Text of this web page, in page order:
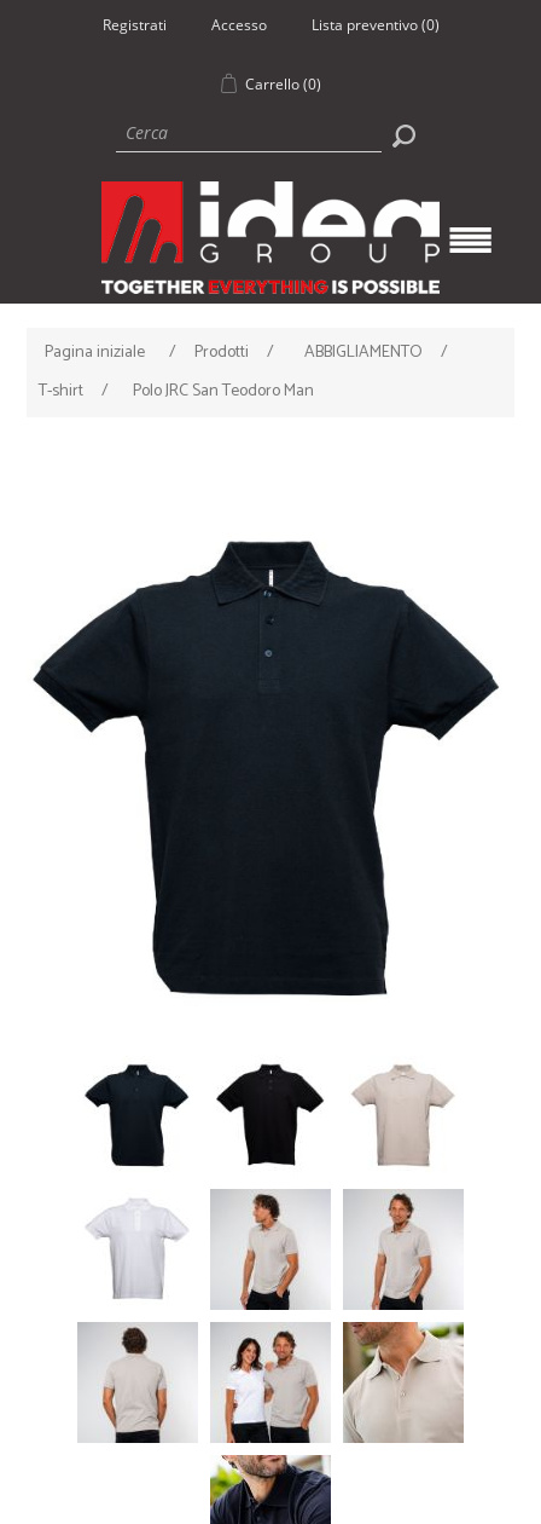
Registrati Accesso Lista preventivo (0)
Carrello (0)
Pagina iniziale / Prodotti / ABBIGLIAMENTO
/
T-shirt
/ Polo JRC San Teodoro Man